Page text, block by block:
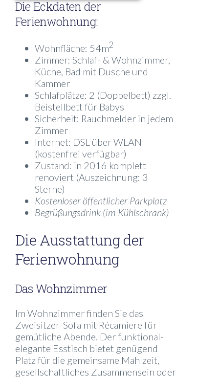
Die Eckdaten der
Ferienwohnung:
Wohnfläche: 54m2
Zimmer: Schlaf- & Wohnzimmer,
Küche, Bad mit Dusche und
Kammer
Schlafplätze: 2 (Doppelbett) zzgl.
Beistellbett für Babys
Sicherheit: Rauchmelder in jedem
Zimmer
Internet: DSL über WLAN
(kostenfrei verfügbar)
Zustand: in 2016 komplett
renoviert (Auszeichnung: 3
Sterne)
Kostenloser öffentlicher Parkplatz
Begrüßungsdrink (im Kühlschrank)
Die Ausstattung der
Ferienwohnung
Das Wohnzimmer
Im Wohnzimmer finden Sie das
Zweisitzer-Sofa mit Récamiere für
gemütliche Abende. Der funktional-
elegante Esstisch bietet genügend
Platz für die gemeinsame Mahlzeit,
gesellschaftliches Zusammensein oder